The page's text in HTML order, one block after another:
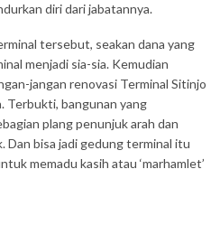
diri dari jabatannya.
tersebut, seakan dana yang
menjadi sia-sia. Kemudian
jangan renovasi Terminal Sitinjo
Terbukti, bangunan yang
plang penunjuk arah dan
Dan bisa jadi gedung terminal itu
memadu kasih atau ‘marhamlet’